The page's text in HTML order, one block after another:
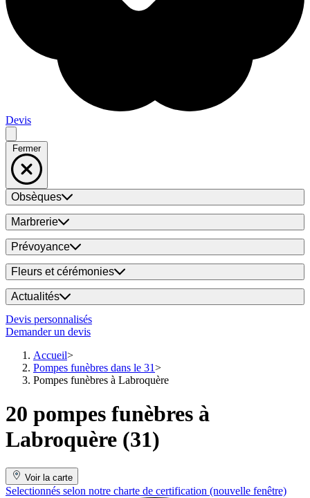
Devis
Fermer
Obsèques
Marbrerie
Prévoyance
Fleurs et cérémonies
Actualités
Devis personnalisés
Demander un devis
Accueil
Pompes funèbres dans le 31
Pompes funèbres à Labroquère
20 pompes funèbres à
Labroquère (31)
Voir la carte
Selectionnés selon notre charte de certification (nouvelle fenêtre)